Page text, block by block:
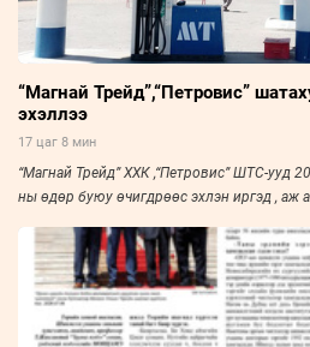
“Магнай Трейд”,“Петровис”
эхэллээ
17 цаг 8 мин
“Магнай Трейд” ХХК ,“Петровис” ШТС-ууд
ны өдөр буюу өчигдрөөс эхлэн иргэд , аж